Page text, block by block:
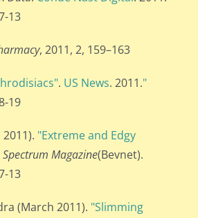
13.
, 2011, 2, 159–163
"The Science of Aphrodisiacs"
. US News. 2011.
19.
2011). "Extreme and Edgy
Spectrum Magazine(Bevnet).
13.
(March 2011). "Slimming